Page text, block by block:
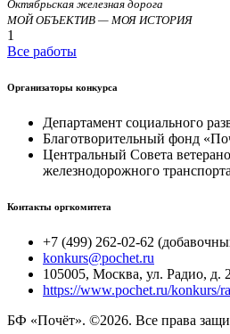
Октябрьская железная дорога
МОЙ ОБЪЕКТИВ — МОЯ ИСТОРИЯ
1
Все работы
Организаторы конкурса
Департамент социального
Благотворительный фонд
Центральный Совета
железнодорожного транспорта
Контакты оргкомитета
+7 (499) 262-02-62
konkurs@pochet.ru
105005, Москва, ул. Радио, д.
https://www.pochet.ru/konkurs/
БФ «Почёт». ©2026. Все права